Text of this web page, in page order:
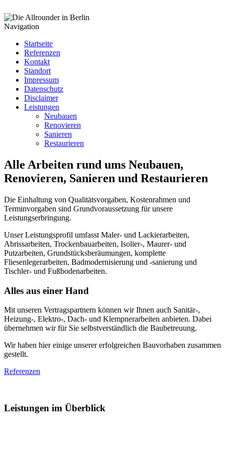
Navigation
Startseite
Referenzen
Kontakt
Standort
Impressum
Datenschutz
Disclaimer
Leistungen
Neubauen
Renovieren
Sanieren
Restaurieren
Alle Arbeiten rund ums Neubauen,
Renovieren, Sanieren und Restaurieren
Die Einhaltung von Qualitätsvorgaben, Kostenrahmen und
Terminvorgaben sind Grundvoraussetzung für unsere
Leistungserbringung.
Unser Leistungsprofil umfasst Maler- und Lackierarbeiten,
Abrissarbeiten, Trockenbauarbeiten, Isolier-, Maurer- und
Putzarbeiten, Grundstücksberäumungen, komplette
Fliesenlegerarbeiten, Badmodernisierung und -sanierung und
Tischler- und Fußbodenarbeiten.
Alles aus einer Hand
Mit unseren Vertragspartnern können wir Ihnen auch Sanitär-,
Heizung-, Elektro-, Dach- und Klempnerarbeiten anbieten. Dabei
übernehmen wir für Sie selbstverständlich die Baubetreuung.
Wir haben hier einige unserer erfolgreichen Bauvorhaben zusammen
gestellt.
Referenzen
Leistungen im Überblick